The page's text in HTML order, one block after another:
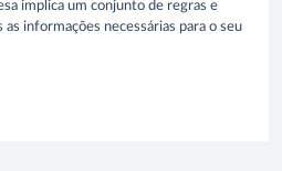
implica um conjunto de regras e
informações necessárias para o seu